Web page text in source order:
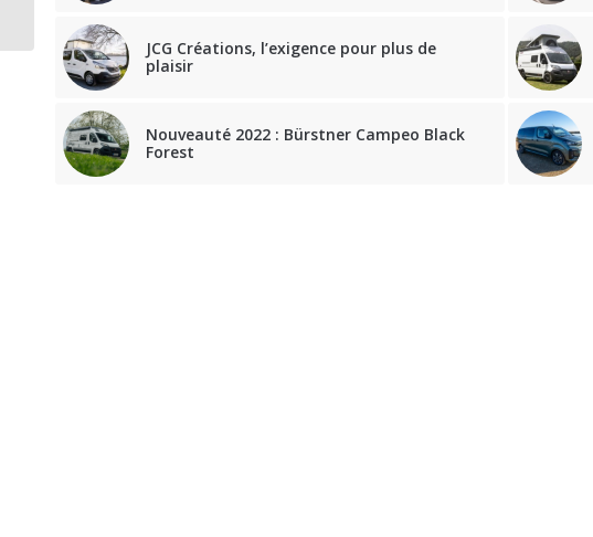
JCG Créations, l’exigence pour plus de
plaisir
Nouveauté 2022 : Bürstner Campeo Black
Forest